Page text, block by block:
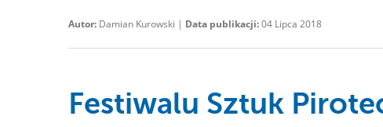
Autor: Damian Kurowski | Data publikacji:04 Lipca 2018
Festiwalu Sztuk